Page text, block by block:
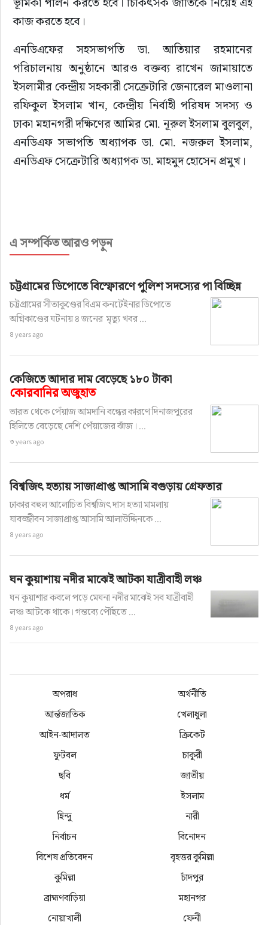
কাজ করতে হবে।
এনডিএফের সহসভাপতি ডা. আতিয়ার রহমানের
পরিচালনায় অনুষ্ঠানে আরও বক্তব্য রাখেন জামায়াতে
ইসলামীর কেন্দ্রীয় সহকারী সেক্রেটারি জেনারেল মাওলানা
রফিকুল ইসলাম খান, কেন্দ্রীয় নির্বাহী পরিষদ সদস্য ও
ঢাকা মহানগরী দক্ষিণের আমির মো. নূরুল ইসলাম বুলবুল,
এনডিএফ সভাপতি অধ্যাপক ডা. মো. নজরুল ইসলাম,
এনডিএফ সেক্রেটারি অধ্যাপক ডা. মাহমুদ হোসেন প্রমুখ।
এ সম্পর্কিত আরও পড়ুন
চট্টগ্রামের ডিপোতে বিস্ফোরণে পুলিশ সদস্যের পা বিচ্ছিন্ন
চট্টগ্রামের সীতাকুণ্ডের বিএম কনটেইনার ডিপোতে
অগ্নিকাণ্ডের ঘটনায় ৪ জনের মৃত্যু খবর ...
৪ years ago
কেজিতে আদার দাম বেড়েছে ১৮০ টাকা
কোরবানির অজুহাত
ভারত থেকে পেঁয়াজ আমদানি বন্ধের কারণে দিনাজপুরের
হিলিতে বেড়েছে দেশি পেঁয়াজের ঝাঁজ। ...
৩ years ago
বিশ্বজিৎ হত্যায় সাজাপ্রাপ্ত আসামি বগুড়ায় গ্রেফতার
ঢাকার বহুল আলোচিত বিশ্বজিৎ দাস হত্যা মামলায়
যাবজ্জীবন সাজাপ্রাপ্ত আসামি আলাউদ্দিনকে ...
৪ years ago
ঘন কুয়াশায় নদীর মাঝেই আটকা যাত্রীবাহী লঞ্চ
ঘন কুয়াশার কবলে পড়ে মেঘনা নদীর মাঝেই সব যাত্রীবাহী
লঞ্চ আটকে থাকে। গন্তব্যে পৌঁছতে ...
৪ years ago
অপরাধ
অর্থনীতি
আর্ন্তজাতিক
খেলাধুলা
আইন-আদালত
ক্রিকেট
ফুটবল
চাকুরী
ছবি
জাতীয়
ধর্ম
ইসলাম
হিন্দু
নারী
নির্বাচন
বিনোদন
বিশেষ প্রতিবেদন
বৃহত্তর কুমিল্লা
কুমিল্লা
চাঁদপুর
ব্রাহ্মণবাড়িয়া
মহানগর
নোয়াখালী
ফেনী